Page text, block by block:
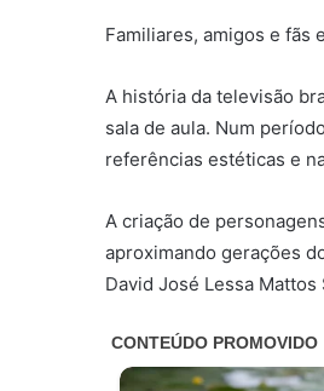
Familiares, amigos e fãs
A história da televisão
sala de aula. Num
referências estéticas e
A criação de
aproximando gerações
David José Lessa